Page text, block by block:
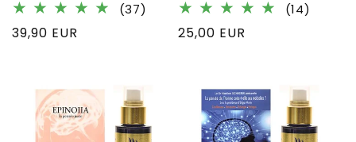
(37)
Prix
39,90 EUR
(14)
Prix
25,00 EUR